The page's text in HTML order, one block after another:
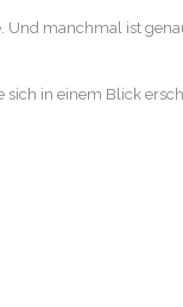
manchmal ist
in einem Blick